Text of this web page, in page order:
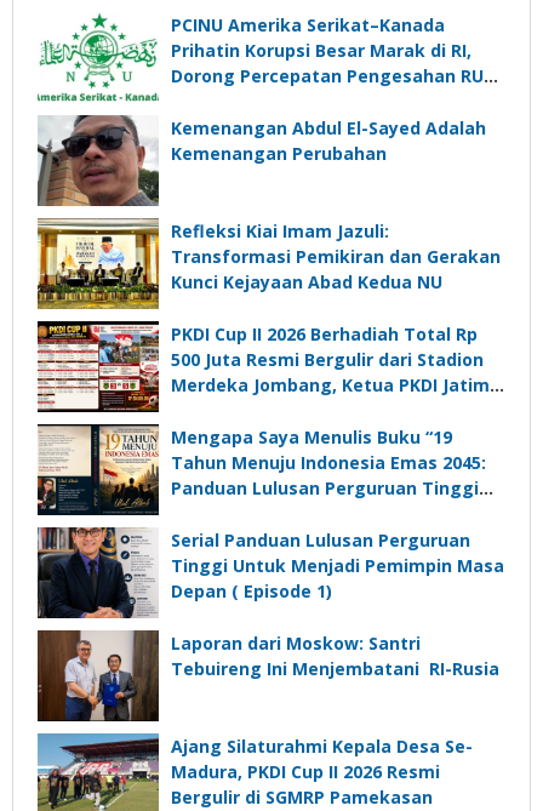
PCINU Amerika Serikat–Kanada
Prihatin Korupsi Besar Marak di RI,
Dorong Percepatan Pengesahan RUU
Kemenangan Abdul El-Sayed Adalah
Kemenangan Perubahan
Refleksi Kiai Imam Jazuli:
Transformasi Pemikiran dan Gerakan
Kunci Kejayaan Abad Kedua NU
PKDI Cup II 2026 Berhadiah Total Rp
500 Juta Resmi Bergulir dari Stadion
Merdeka Jombang, Ketua PKDI Jatim:
Komunikasi Kades untuk Memajukan
Desa
Mengapa Saya Menulis Buku “19
Tahun Menuju Indonesia Emas 2045:
Panduan Lulusan Perguruan Tinggi
Depan”?
Serial Panduan Lulusan Perguruan
Tinggi Untuk Menjadi Pemimpin Masa
Depan ( Episode 1)
Laporan dari Moskow: Santri
Tebuireng Ini Menjembatani RI-Rusia
Ajang Silaturahmi Kepala Desa Se-
Madura, PKDI Cup II 2026 Resmi
Bergulir di SGMRP Pamekasan